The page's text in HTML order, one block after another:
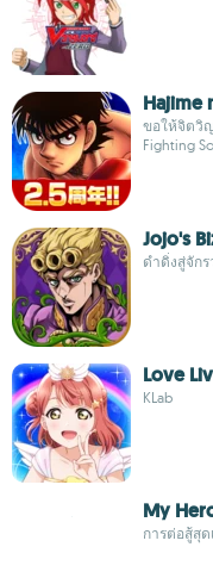
Hajime
ขอให้จิตวิ
Fighting
Jojo's
ดำดิ่งสู่จักร
Love
KLab
My
การต่อสู้สุด